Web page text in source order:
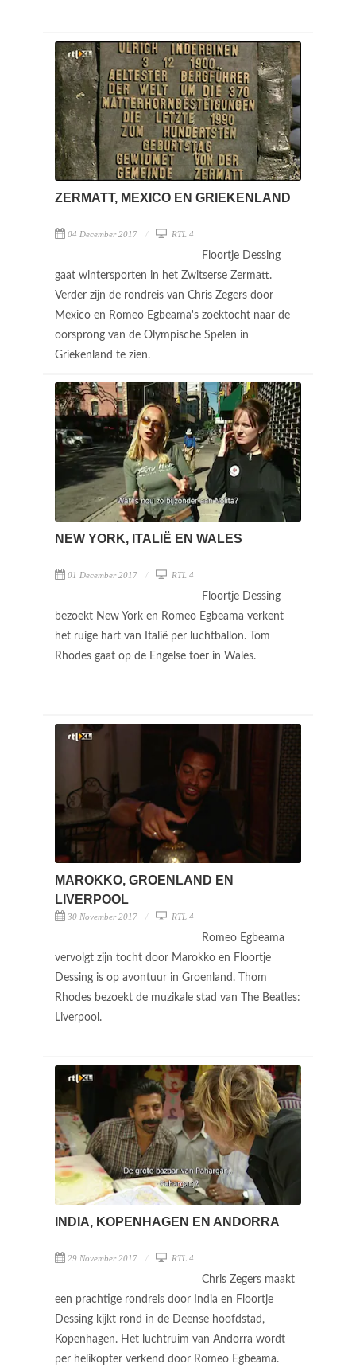
ZERMATT, MEXICO EN GRIEKENLAND
04 December 2017 RTL 4
Floortje Dessing
gaat wintersporten in het Zwitserse Zermatt.
Verder zijn de rondreis van Chris Zegers door
Mexico en Romeo Egbeama's zoektocht naar de
oorsprong van de Olympische Spelen in
Griekenland te zien.
NEW YORK, ITALIË EN WALES
01 December 2017 RTL 4
Floortje Dessing
bezoekt New York en Romeo Egbeama verkent
het ruige hart van Italië per luchtballon. Tom
Rhodes gaat op de Engelse toer in Wales.
MAROKKO, GROENLAND EN
LIVERPOOL
30 November 2017 RTL 4
Romeo Egbeama
vervolgt zijn tocht door Marokko en Floortje
Dessing is op avontuur in Groenland. Thom
Rhodes bezoekt de muzikale stad van The Beatles:
Liverpool.
INDIA, KOPENHAGEN EN ANDORRA
29 November 2017 RTL 4
Chris Zegers maakt
een prachtige rondreis door India en Floortje
Dessing kijkt rond in de Deense hoofdstad,
Kopenhagen. Het luchtruim van Andorra wordt
per helikopter verkend door Romeo Egbeama.